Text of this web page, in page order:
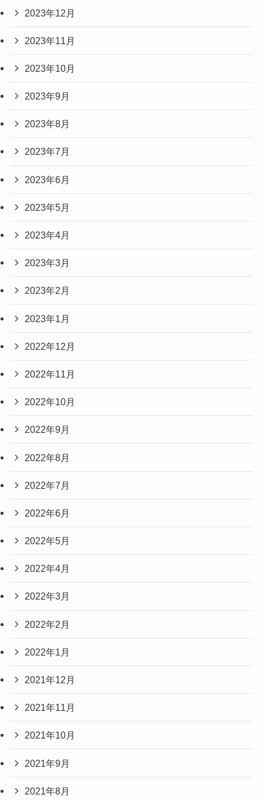
2023年12月
2023年11月
2023年10月
2023年9月
2023年8月
2023年7月
2023年6月
2023年5月
2023年4月
2023年3月
2023年2月
2023年1月
2022年12月
2022年11月
2022年10月
2022年9月
2022年8月
2022年7月
2022年6月
2022年5月
2022年4月
2022年3月
2022年2月
2022年1月
2021年12月
2021年11月
2021年10月
2021年9月
2021年8月